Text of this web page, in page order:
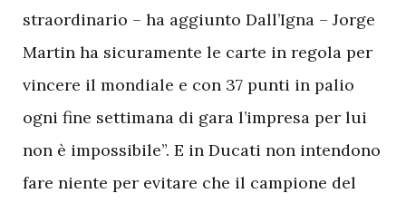
straordinario – ha aggiunto Dall’Igna – Jorge
Martin ha sicuramente le carte in regola per
vincere il mondiale e con 37 punti in palio
ogni fine settimana di gara l’impresa per lui
non è impossibile”. E in Ducati non intendono
fare niente per evitare che il campione del